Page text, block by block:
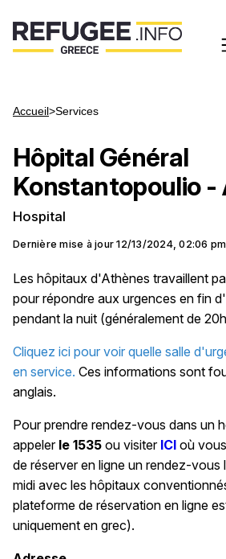
Accueil>Services
Hôpital Général
Konstantopoulio -
Hospital
Dernière mise à jour 12/13/2024, 02:06 pm
Les hôpitaux d'Athènes travaillent
pour répondre aux urgences en fin
pendant la nuit (généralement de
Cliquez ici pour voir quelle salle
en service. Ces informations sont
anglais.
Pour prendre rendez-vous dans un
appeler le 1535 ou visiter ICI où
de réserver en ligne un rendez-vous
midi avec les hôpitaux
plateforme de réservation en ligne
uniquement en grec).